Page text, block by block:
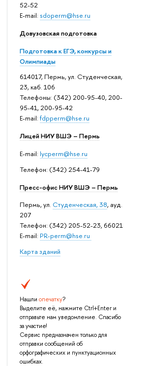
52-52
E-mail: sdoperm@hse.ru
Довузовская подготовка
Подготовка к ЕГЭ, конкурсы и
Олимпиады
614017, Пермь, ул. Студенческая,
23, каб. 106
Телефоны: (342) 200-95-40, 200-
95-41, 200-95-42
E-mail: fdpperm@hse.ru
Лицей НИУ ВШЭ – Пермь
E-mail: lycperm@hse.ru
Телефон: (342) 254-41-79
Пресс-офис НИУ ВШЭ – Пермь
Пермь, ул. Студенческая, 38, ауд.
207
Телефон: (342) 205-52-23, 66021
E-mail: PR-perm@hse.ru
Карта зданий
Нашли опечатку?
Выделите её, нажмите Ctrl+Enter и
отправьте нам уведомление. Спасибо
за участие!
Сервис предназначен только для
отправки сообщений об
орфографических и пунктуационных
ошибках.